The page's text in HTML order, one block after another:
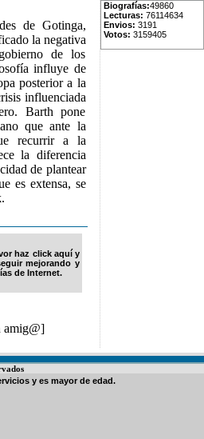
de Gotinga,
la negativa
de los
influye de
posterior a la
influenciada
Barth pone
que ante la
recurrir a la
la diferencia
de plantear
es extensa, se
haz click aquí y
mejorando y
de Internet.
amig@]
Biografías:49860
Lecturas: 76114634
Envios: 3191
Votos: 3159405
y es mayor de edad.